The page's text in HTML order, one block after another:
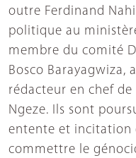
outre Ferdinand
politique au
membre du comité
Bosco Barayagwiza,
rédacteur en chef de
Ngeze. Ils sont
entente et incitation
commettre le